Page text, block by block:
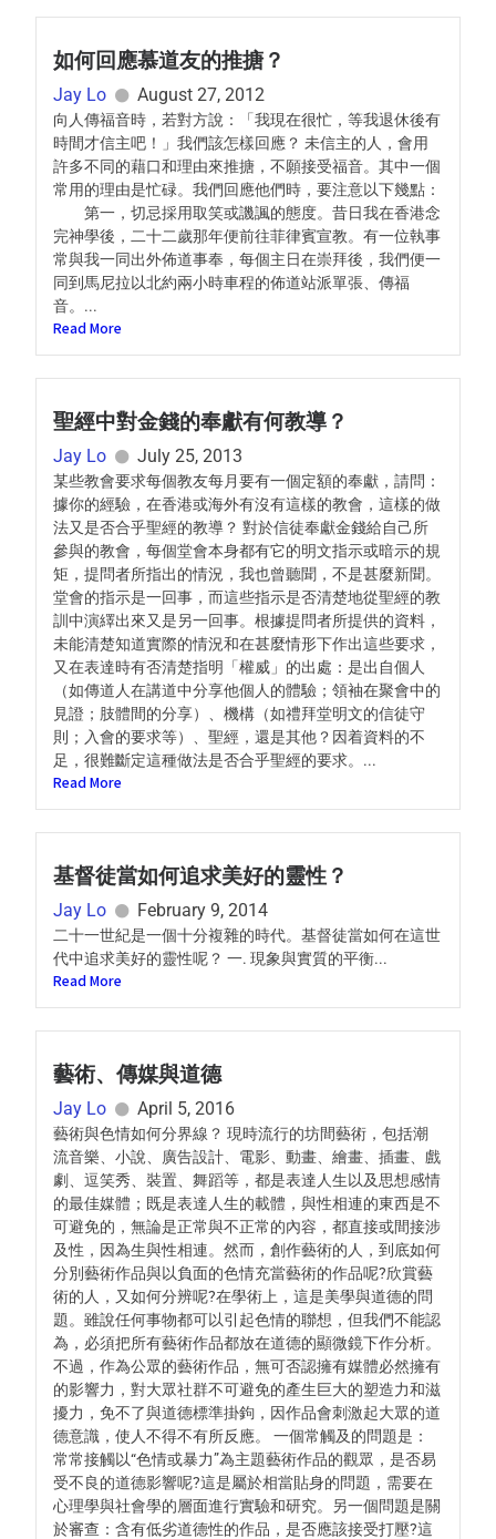
如何回應慕道友的推搪？
Jay Lo August 27, 2012
向人傳福音時，若對方說：「我現在很忙，等我退休後有
時間才信主吧！」我們該怎樣回應？ 未信主的人，會用
許多不同的藉口和理由來推搪，不願接受福音。其中一個
常用的理由是忙碌。我們回應他們時，要注意以下幾點：
第一，切忌採用取笑或譏諷的態度。昔日我在香港念
完神學後，二十二歲那年便前往菲律賓宣教。有一位執事
常與我一同出外佈道事奉，每個主日在崇拜後，我們便一
同到馬尼拉以北約兩小時車程的佈道站派單張、傳福
音。...
Read More
聖經中對金錢的奉獻有何教導？
Jay Lo July 25, 2013
某些教會要求每個教友每月要有一個定額的奉獻，請問：
據你的經驗，在香港或海外有沒有這樣的教會，這樣的做
法又是否合乎聖經的教導？ 對於信徒奉獻金錢給自己所
參與的教會，每個堂會本身都有它的明文指示或暗示的規
矩，提問者所指出的情況，我也曾聽聞，不是甚麼新聞。
堂會的指示是一回事，而這些指示是否清楚地從聖經的教
訓中演繹出來又是另一回事。根據提問者所提供的資料，
未能清楚知道實際的情況和在甚麼情形下作出這些要求，
又在表達時有否清楚指明「權威」的出處：是出自個人
（如傳道人在講道中分享他個人的體驗；領袖在聚會中的
見證；肢體間的分享）、機構（如禮拜堂明文的信徒守
則；入會的要求等）、聖經，還是其他？因着資料的不
足，很難斷定這種做法是否合乎聖經的要求。...
Read More
基督徒當如何追求美好的靈性？
Jay Lo February 9, 2014
二十一世紀是一個十分複雜的時代。基督徒當如何在這世
代中追求美好的靈性呢？ 一. 現象與實質的平衡...
Read More
藝術、傳媒與道德
Jay Lo April 5, 2016
藝術與色情如何分界線？ 現時流行的坊間藝術，包括潮
流音樂、小說、廣告設計、電影、動畫、繪畫、插畫、戲
劇、逗笑秀、裝置、舞蹈等，都是表達人生以及思想感情
的最佳媒體；既是表達人生的載體，與性相連的東西是不
可避免的，無論是正常與不正常的內容，都直接或間接涉
及性，因為生與性相連。然而，創作藝術的人，到底如何
分別藝術作品與以負面的色情充當藝術的作品呢?欣賞藝
術的人，又如何分辨呢?在學術上，這是美學與道德的問
題。雖說任何事物都可以引起色情的聯想，但我們不能認
為，必須把所有藝術作品都放在道德的顯微鏡下作分析。
不過，作為公眾的藝術作品，無可否認擁有媒體必然擁有
的影響力，對大眾社群不可避免的產生巨大的塑造力和滋
擾力，免不了與道德標準掛鉤，因作品會刺激起大眾的道
德意識，使人不得不有所反應。 一個常觸及的問題是：
常常接觸以“色情或暴力”為主題藝術作品的觀眾，是否易
受不良的道德影響呢?這是屬於相當貼身的問題，需要在
心理學與社會學的層面進行實驗和研究。另一個問題是關
於審查：含有低劣道德性的作品，是否應該接受打壓?這